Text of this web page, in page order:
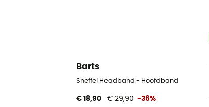
Barts
Sneffel Headband - Hoofdband
€ 18,90 € 29,90 -36%